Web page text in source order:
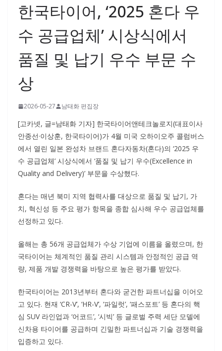
한국타이어, ‘2025 혼다 우
수 공급업체’ 시상식에서
품질 및 납기 우수 부문 수
상
2026-05-27 남태화 편집장
[고카넷, 글=남태화 기자] 한국타이어앤테크놀로지(대표이사
안종선·이상훈, 한국타이어)가 4월 미국 오하이오주 콜럼버스
에서 열린 일본 완성차 브랜드 혼다자동차(혼다)의 ‘2025 우
수 공급업체’ 시상식에서 ‘품질 및 납기 우수(Excellence in
Quality and Delivery)’ 부문을 수상했다.
혼다는 매년 북미 지역 협력사를 대상으로 품질 및 납기, 가
치, 혁신성 등 주요 평가 항목을 종합 심사해 우수 공급업체를
선정하고 있다.
올해는 총 56개 공급업체가 수상 기업에 이름을 올렸으며, 한
국타이어는 체계적인 품질 관리 시스템과 안정적인 공급 역
량, 제품 개발 경쟁력을 바탕으로 높은 평가를 받았다.
한국타이어는 2013년부터 혼다와 굳건한 파트너십을 이어오
고 있다. 현재 ‘CR-V’, ‘HR-V’, ‘파일럿’, ‘패스포트’ 등 혼다의 핵
심 SUV 라인업과 ‘어코드’, ‘시빅’ 등 글로벌 주력 세단 모델에
신차용 타이어를 공급하며 긴밀한 파트너십과 기술 경쟁력을
입증하고 있다.